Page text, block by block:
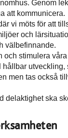
Genom
att kommunicera.
vi möts för att
och
välbefinnande.
och stimulera
utveckling,
men tas också
delaktighet ska